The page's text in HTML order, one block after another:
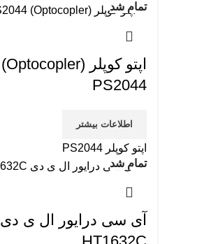
تمام شد
اپتو کوپلر (Optocopler)
PS2044
اطلاعات بیشتر
اپتو کوپلر PS2044
تمام شد
آی سی درایور ال ی دی